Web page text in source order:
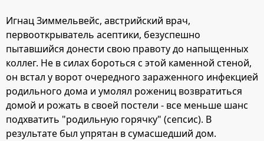
Игнац Зиммельвейс, австрийский врач,
первооткрыватель асептики, безуспешно
пытавшийся донести свою правоту до напыщенных
коллег. Не в силах бороться с этой каменной стеной,
он встал у ворот очередного зараженного инфекцией
родильного дома и умолял рожениц возвратиться
домой и рожать в своей постели - все меньше шанс
подхватить "родильную горячку" (сепсис). В
результате был упрятан в сумасшедший дом.